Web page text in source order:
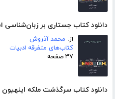
دانلود کتاب جستاری بر زبان‌شناسی
از: محمد آذروش
کتاب‌های متفرقه ادبیات
۳۷ صفحه
دانلود کتاب سرگذشت ملکه اینهیون